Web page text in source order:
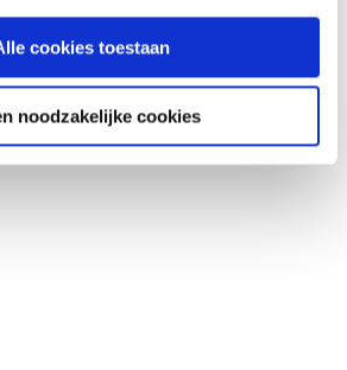
cookies toestaan
noodzakelijke cookies